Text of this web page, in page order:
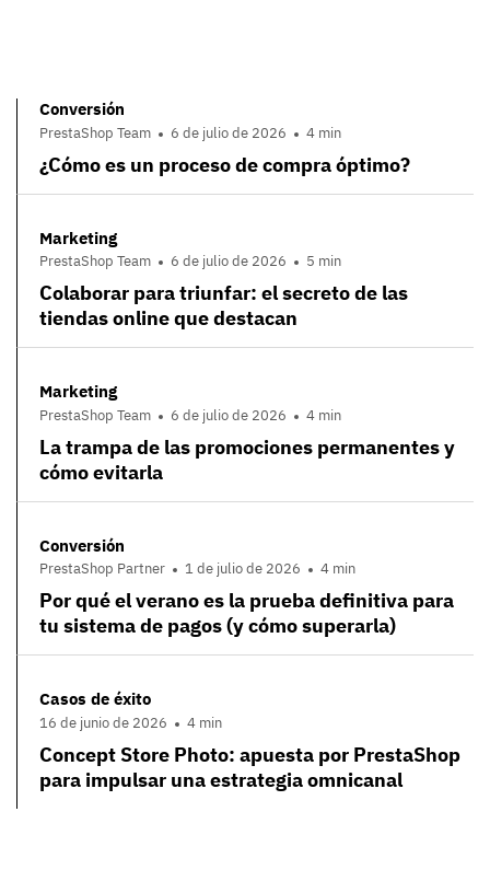
Conversión
PrestaShop Team 6 de julio de 2026 4 min
¿Cómo es un proceso de compra óptimo?
Marketing
PrestaShop Team 6 de julio de 2026 5 min
Colaborar para triunfar: el secreto de las
tiendas online que destacan
Marketing
PrestaShop Team 6 de julio de 2026 4 min
La trampa de las promociones permanentes y
cómo evitarla
Conversión
PrestaShop Partner 1 de julio de 2026 4 min
Por qué el verano es la prueba definitiva para
tu sistema de pagos (y cómo superarla)
Casos de éxito
16 de junio de 2026 4 min
Concept Store Photo: apuesta por PrestaShop
para impulsar una estrategia omnicanal